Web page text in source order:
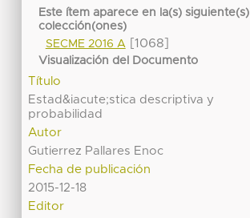
Este ítem aparece en la(s) siguiente(s)
colección(ones)
SECME 2016 A [1068]
Visualización del Documento
Título
Estad&iacute;stica descriptiva y
probabilidad
Autor
Gutierrez Pallares Enoc
Fecha de publicación
2015-12-18
Editor